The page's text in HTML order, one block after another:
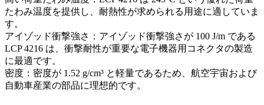
たわみ温度を提供し、耐熱性が求められる用途に適していま
す。
アイゾッド衝撃強さ：アイゾッド衝撃強さが 100 J/m である
LCP 4216 は、衝撃耐性が重要な電子機器用コネクタの製造
に最適です。
密度：密度が 1.52 g/cm³ と軽量であるため、航空宇宙および
自動車産業の部品に理想的です。